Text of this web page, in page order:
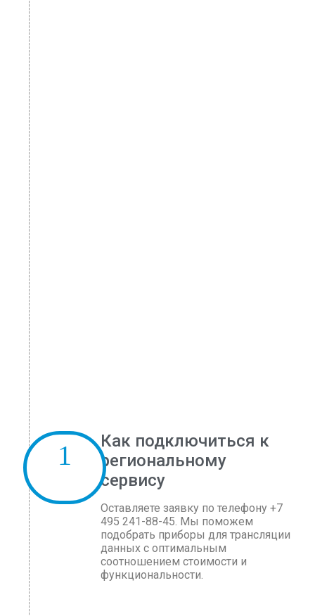
Как подключиться к
региональному
сервису
Оставляете заявку по телефону +7
495 241-88-45. Мы поможем
подобрать приборы для трансляции
данных с оптимальным
соотношением стоимости и
функциональности.